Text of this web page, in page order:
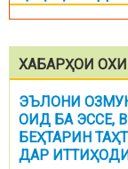
ХАБАРҲОИ
ЭЪЛОНИ
ОИД БА ЭССЕ,
БЕҲТАРИН
ДАР